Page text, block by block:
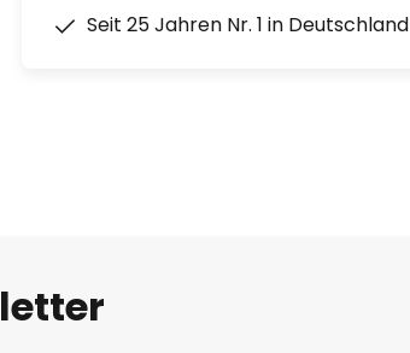
Seit 25 Jahren Nr. 1 in Deutschland